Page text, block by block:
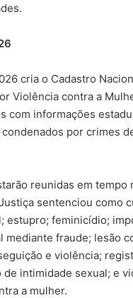
cria o Cadastro
Violência contra a
com informações
por crimes
reunidas em tempo
sentenciou como
estupro; feminicídio;
mediante fraude; lesão
e violência;
de intimidade sexual; e
a mulher.